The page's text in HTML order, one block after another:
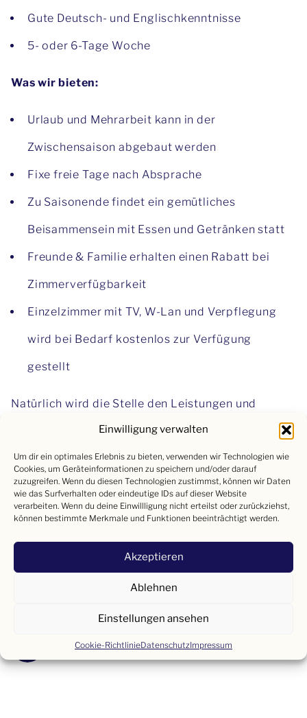
Einwilligung verwalten
Um dir ein optimales Erlebnis zu bieten, verwenden wir Technologien wie
Cookies, um Geräteinformationen zu speichern und/oder darauf
zuzugreifen. Wenn du diesen Technologien zustimmst, können wir Daten
wie das Surfverhalten oder eindeutige IDs auf dieser Website
verarbeiten. Wenn du deine Einwillligung nicht erteilst oder zurückziehst,
können bestimmte Merkmale und Funktionen beeinträchtigt werden.
Akzeptieren
Ablehnen
Einstellungen ansehen
Cookie-RichtlinieDatenschutzImpressum
Gute Deutsch- und Englischkenntnisse
5- oder 6-Tage Woche
Was wir bieten:
Urlaub und Mehrarbeit kann in der
Zwischensaison abgebaut werden
Fixe freie Tage nach Absprache
Zu Saisonende findet ein gemütliches
Beisammensein mit Essen und Getränken statt
Freunde & Familie erhalten einen Rabatt bei
Zimmerverfügbarkeit
Einzelzimmer mit TV, W-Lan und Verpflegung
wird bei Bedarf kostenlos zur Verfügung
gestellt
Natürlich wird die Stelle den Leistungen und
Kenntnissen entsprechend überdurchschnittlich
entlohnt.
Wir freuen uns auf deine Bewerbung!
Bitte übermittle uns deine Unterlagen per Mail
oder ruf uns einfach an!
lebzelter@hotel-lebzelter.at
+43 (0) 6542 7760